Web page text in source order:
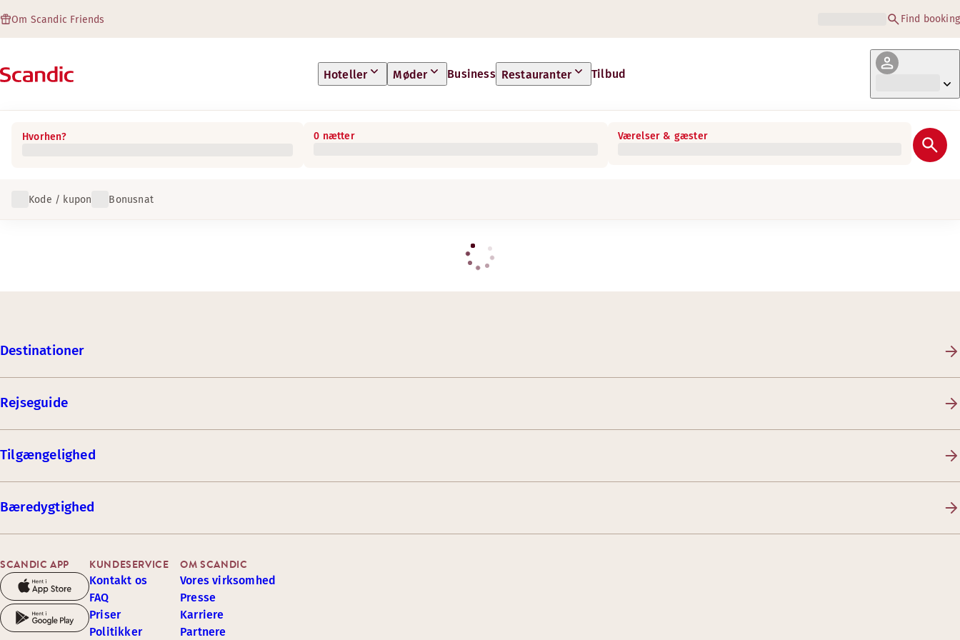
Om Scandic Friends Find booking
Hoteller Møder Business Restauranter Tilbud
Hvorhen? 0 nætter Værelser & gæster
Kode / kupon Bonusnat
Destinationer
Rejseguide
Tilgængelighed
Bæredygtighed
SCANDIC APP KUNDESERVICE
Kontakt os
FAQ
Priser
Politikker
OM SCANDIC
Vores virksomhed
Presse
Karriere
Partnere